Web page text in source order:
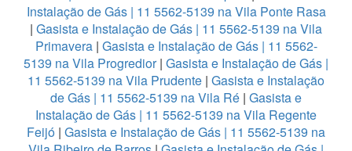
Instalação de Gás | 11 5562-5139 na Vila Ponte Rasa
| Gasista e Instalação de Gás | 11 5562-5139 na Vila
Primavera| Gasista e Instalação de Gás | 11 5562-
5139 na Vila Progredior| Gasista e Instalação de Gás |
11 5562-5139 na Vila Prudente | Gasista e Instalação
de Gás | 11 5562-5139 na Vila Ré | Gasista e
Instalação de Gás | 11 5562-5139 na Vila Regente
Feijó | Gasista e Instalação de Gás | 11 5562-5139 na